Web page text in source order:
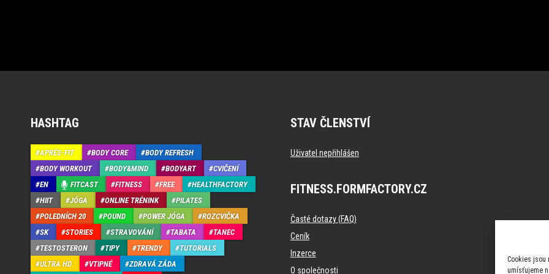
Cookies jsou
umísťujeme
HASHTAG
APRÉS-FIT BODY CORE
BODY REFRESH
BODY WORKOUT
BODY&MIND BODYART
CVIČENÍ
EN
FITCAST FITNESS FREE
HEALTHFACTORY
HIIT
JÓGA ONLINE TRÉNINK
PILATES
POLEDNÍCH 20
POUND POWER JÓGA
ROZCVIČKA
SK
STORIES STRAVOVÁNÍ TABATA
TANEC
TESTOSTERON
TIPY TRENDY
TUTORIALS
ULTRA HD
VTIPNÉ ZDRAVÁ ZÁDA
STAV ČLENSTVÍ
Uživatel nepřihlášen
FITNESS.FORMFACTORY.CZ
Časté dotazy (FAQ)
Ceník
Inzerce
O společnosti